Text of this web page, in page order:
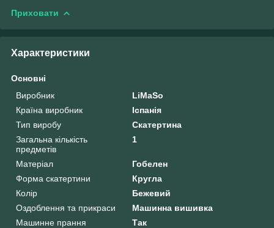
Приховати
Характеристики
Основні
Виробник
LiMaSo
Країна виробник
Іспанія
Тип виробу
Скатертина
Загальна кількість
предметів
1
Матеріал
Гобелен
Форма скатертини
Кругла
Колір
Бежевий
Оздоблення та прикраси
Машинна вишивка
Машинне прання
Так